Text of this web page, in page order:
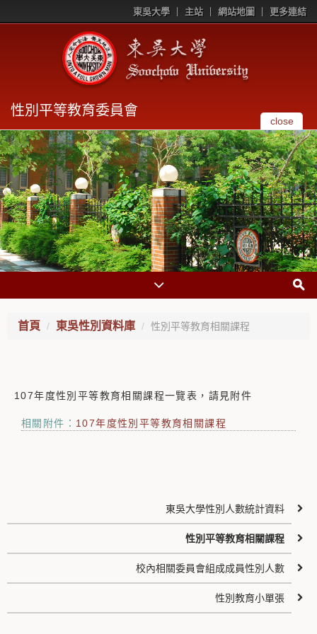
東吳大學 主站 網站地圖 更多連結
性別平等教育委員會
close
首頁 東吳性別資料庫 性別平等教育相關課程
107年度性別平等教育相關課程一覽表，請見附件
相關附件： 107年度性別平等教育相關課程
東吳大學性別人數統計資料
性別平等教育相關課程
校內相關委員會組成成員性別人數
性別教育小單張